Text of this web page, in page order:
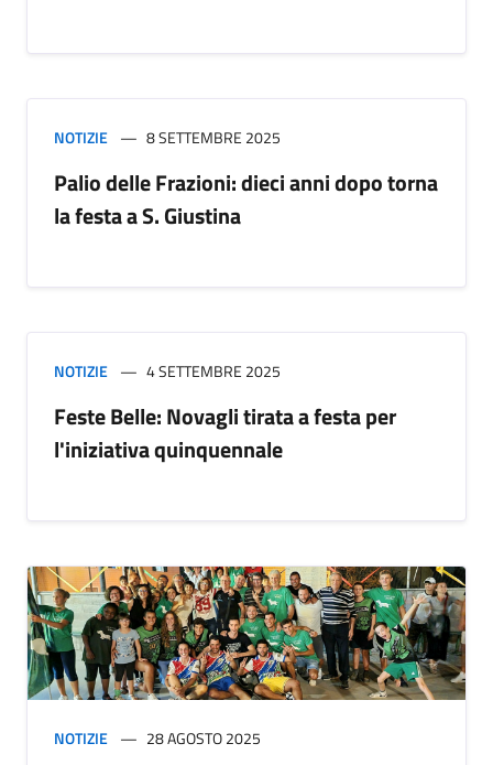
NOTIZIE 8 SETTEMBRE 2025
Palio delle Frazioni: dieci anni dopo torna
la festa a S. Giustina
NOTIZIE 4 SETTEMBRE 2025
Feste Belle: Novagli tirata a festa per
l'iniziativa quinquennale
NOTIZIE 28 AGOSTO 2025